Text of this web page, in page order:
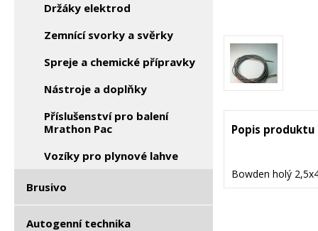
Držáky elektrod
Zemnící svorky a svěrky
Spreje a chemické přípravky
Nástroje a doplňky
Příslušenství pro balení
Mrathon Pac
Vozíky pro plynové lahve
Brusivo
Autogenní technika
Popis produktu
Bowden holý